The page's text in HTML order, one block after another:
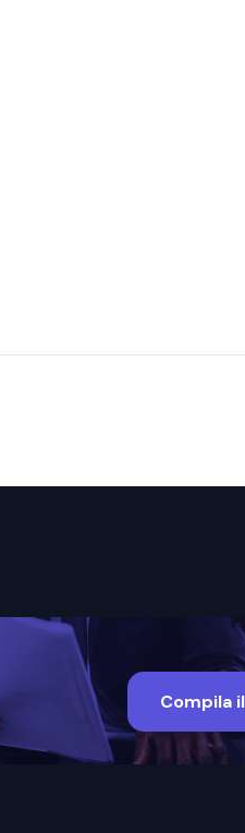
Compila